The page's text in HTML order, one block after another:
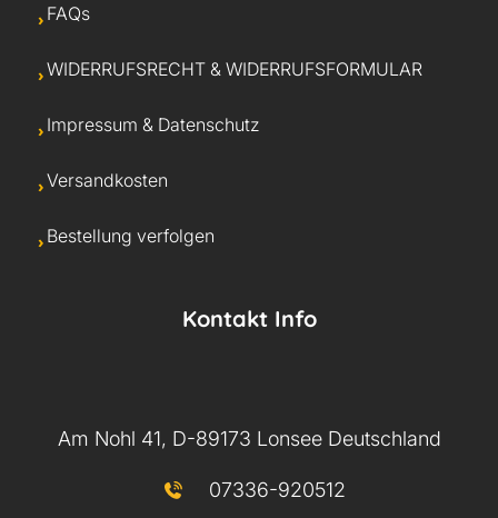
FAQs
WIDERRUFSRECHT & WIDERRUFSFORMULAR
Impressum & Datenschutz
Versandkosten
Bestellung verfolgen
Kontakt Info
Am Nohl 41, D-89173 Lonsee Deutschland
07336-920512